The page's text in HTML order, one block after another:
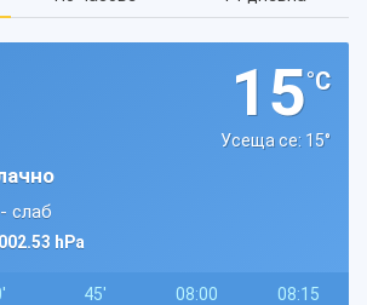
15°C
Усеща се: 15°
- слаб
hPa
45' 08:00 08:15